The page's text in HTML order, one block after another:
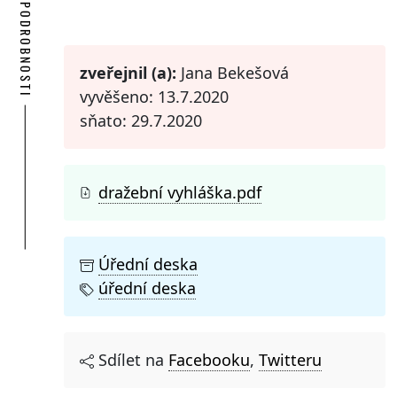
PODROBNOSTI zveřejnil (a): Jana Bekešová
vyvěšeno: 13.7.2020
sňato: 29.7.2020
dražební vyhláška.pdf
Úřední deska
úřední deska
Sdílet na Facebooku, Twitteru